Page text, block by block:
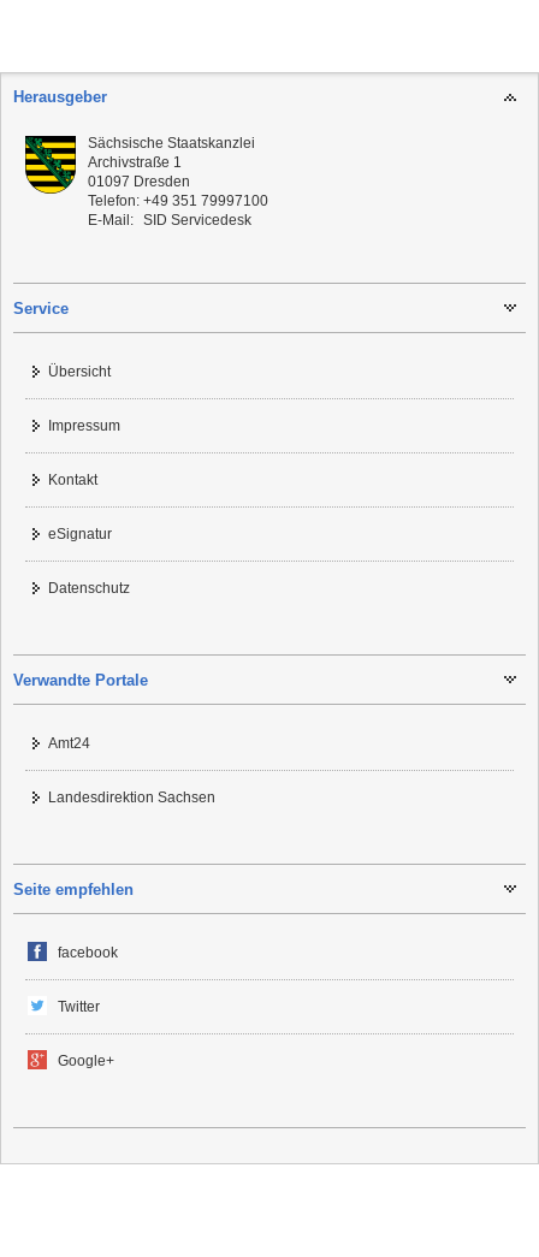
Herausgeber
Sächsische Staatskanzlei
Archivstraße 1
01097 Dresden
Telefon: +49 351 79997100
E-Mail: SID Servicedesk
Service
Übersicht
Impressum
Kontakt
eSignatur
Datenschutz
Verwandte Portale
Amt24
Landesdirektion Sachsen
Seite empfehlen
facebook
Twitter
Google+